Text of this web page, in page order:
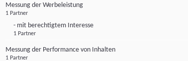
Messung der Werbeleistung
1 Partner
- mit berechtigtem Interesse
1 Partner
Messung der Performance von Inhalten
1 Partner